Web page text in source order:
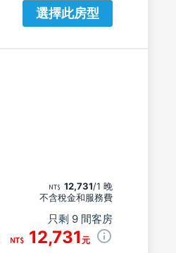
選擇此房型
12,731/1 晚
不含稅金和服務費
只剩 9 間客房
12,731 元